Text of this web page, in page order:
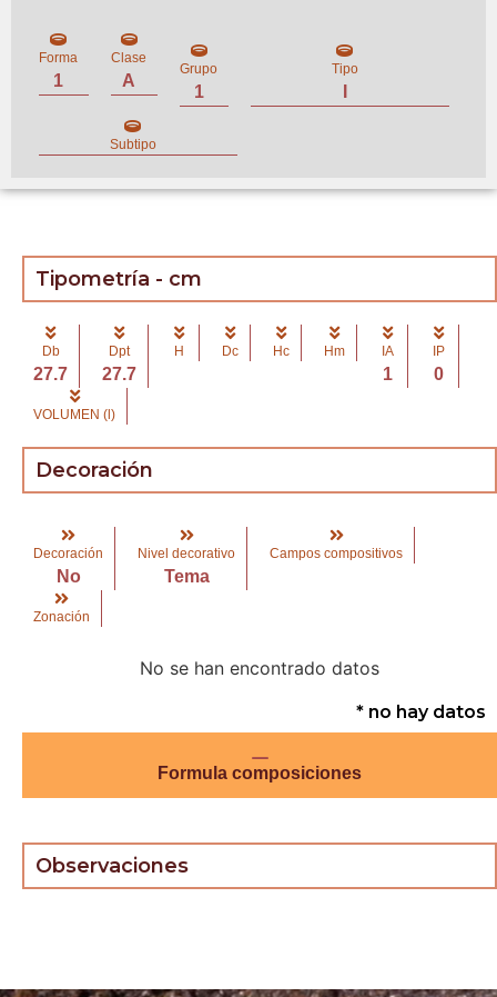
Forma
1
Clase
A
Grupo
1
Tipo
Subtipo
Tipometría - cm
Db
27.7
Dpt
27.7
H Dc Hc Hm IA
1
IP
0
VOLUMEN (l)
Decoración
Decoración
No
Nivel decorativo
Tema
Campos compositivos
Zonación
No se han encontrado datos
* no hay datos
Formula composiciones
Observaciones